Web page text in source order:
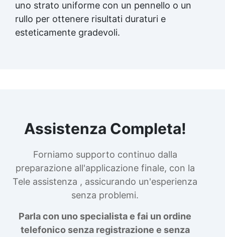
uno strato uniforme con un pennello o un
rullo per ottenere risultati duraturi e
esteticamente gradevoli.
Assistenza Completa!
Forniamo supporto continuo dalla
preparazione all'applicazione finale, con la
Tele assistenza , assicurando un'esperienza
senza problemi.
Parla con uno specialista e fai un ordine
telefonico senza registrazione e senza